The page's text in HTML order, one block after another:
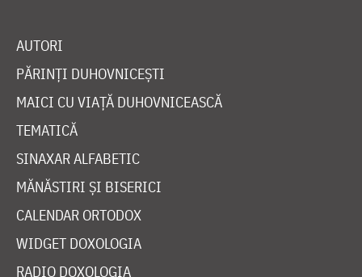
AUTORI
PĂRINȚI DUHOVNICEȘTI
MAICI CU VIAȚĂ DUHOVNICEASCĂ
TEMATICĂ
SINAXAR ALFABETIC
MĂNĂSTIRI ȘI BISERICI
CALENDAR ORTODOX
WIDGET DOXOLOGIA
RADIO DOXOLOGIA